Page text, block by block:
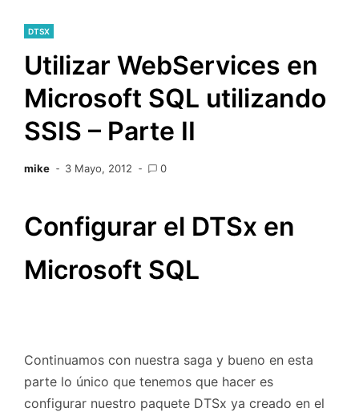
DTSX
Utilizar WebServices en
Microsoft SQL utilizando
SSIS – Parte II
mike 3 Mayo, 2012 0
Configurar el DTSx en
Microsoft SQL
Continuamos con nuestra saga y bueno en esta
parte lo único que tenemos que hacer es
configurar nuestro paquete DTSx ya creado en el